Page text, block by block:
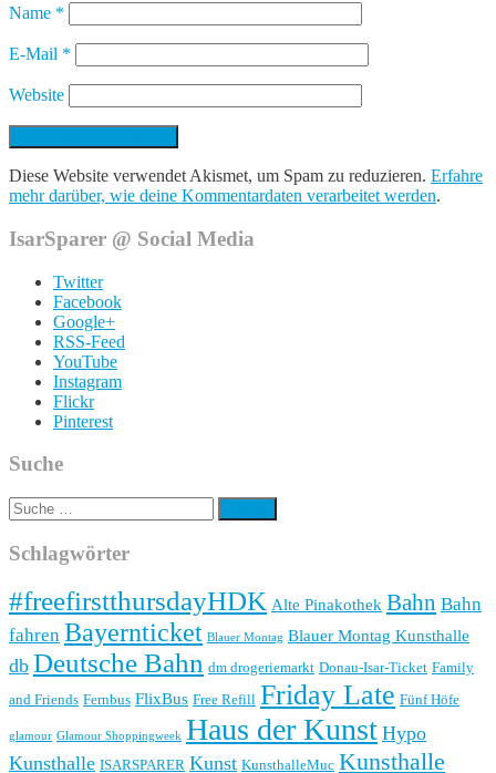
Name *
E-Mail *
Website
Diese Website verwendet Akismet, um Spam zu reduzieren. Erfahre
mehr darüber, wie deine Kommentardaten verarbeitet werden.
IsarSparer @ Social Media
Twitter
Facebook
Google+
RSS-Feed
YouTube
Instagram
Flickr
Pinterest
Suche
Suche
nach:
Schlagwörter
#freefirstthursdayHDK Alte Pinakothek Bahn Bahn
fahren Bayernticket Blauer Montag Blauer Montag Kunsthalle
db Deutsche Bahn dm drogeriemarkt Donau-Isar-Ticket Family
and Friends Fernbus FlixBus Free Refill Friday Late Fünf Höfe
glamour Glamour Shoppingweek Haus der Kunst Hypo
Kunsthalle ISARSPARER Kunst KunsthalleMuc Kunsthalle